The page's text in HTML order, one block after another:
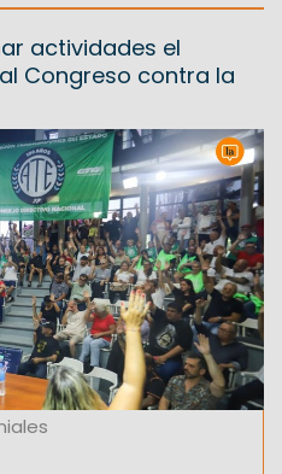
actividades el
Congreso contra la